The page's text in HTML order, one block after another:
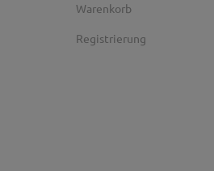
Warenkorb
Registrierung